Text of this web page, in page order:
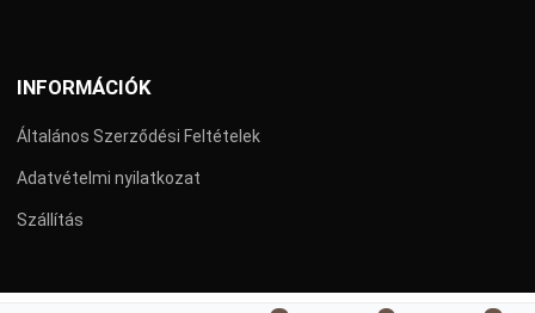
INFORMÁCIÓK
Általános Szerződési Feltételek
Adatvételmi nyilatkozat
Szállítás